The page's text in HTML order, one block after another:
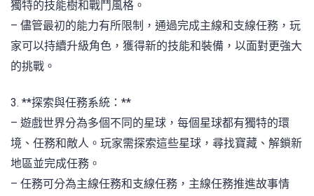
獨特的技能樹和戰鬥風格。
– 儘管最初的能力有所限制，通過完成主線和支線任務，玩
家可以持續升級角色，獲得新的技能和裝備，以面對更強大
的挑戰。
3. **探索與任務系統：**
– 遊戲世界分為多個不同的星球，每個星球都有獨特的環
境、任務和敵人。玩家需探索這些星球，尋找寶藏、解鎖新
地區並完成任務。
– 任務可分為主線任務和支線任務，主線任務推進故事情